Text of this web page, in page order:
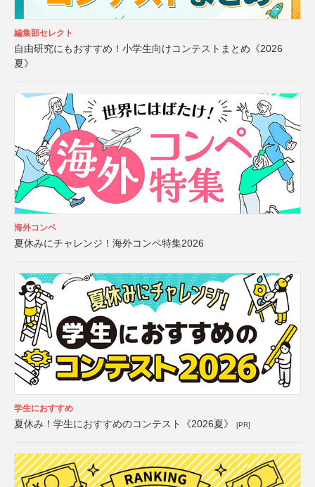
編集部セレクト
自由研究にもおすすめ！小学生向けコンテストまとめ《2026
夏》
海外コンペ
夏休みにチャレンジ！海外コンペ特集2026
学生におすすめ
夏休み！学生におすすめのコンテスト《2026夏》 [PR]